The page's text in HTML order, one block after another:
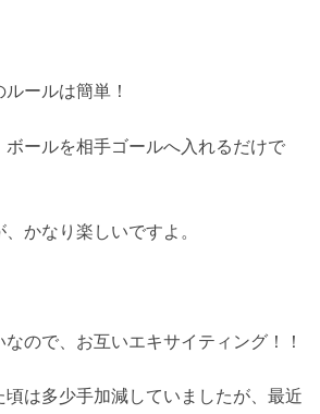
ールは簡単！
ールを相手ゴールへ入れるだけで
かなり楽しいですよ。
ので、お互いエキサイティング！！
頃は多少手加減していましたが、最近